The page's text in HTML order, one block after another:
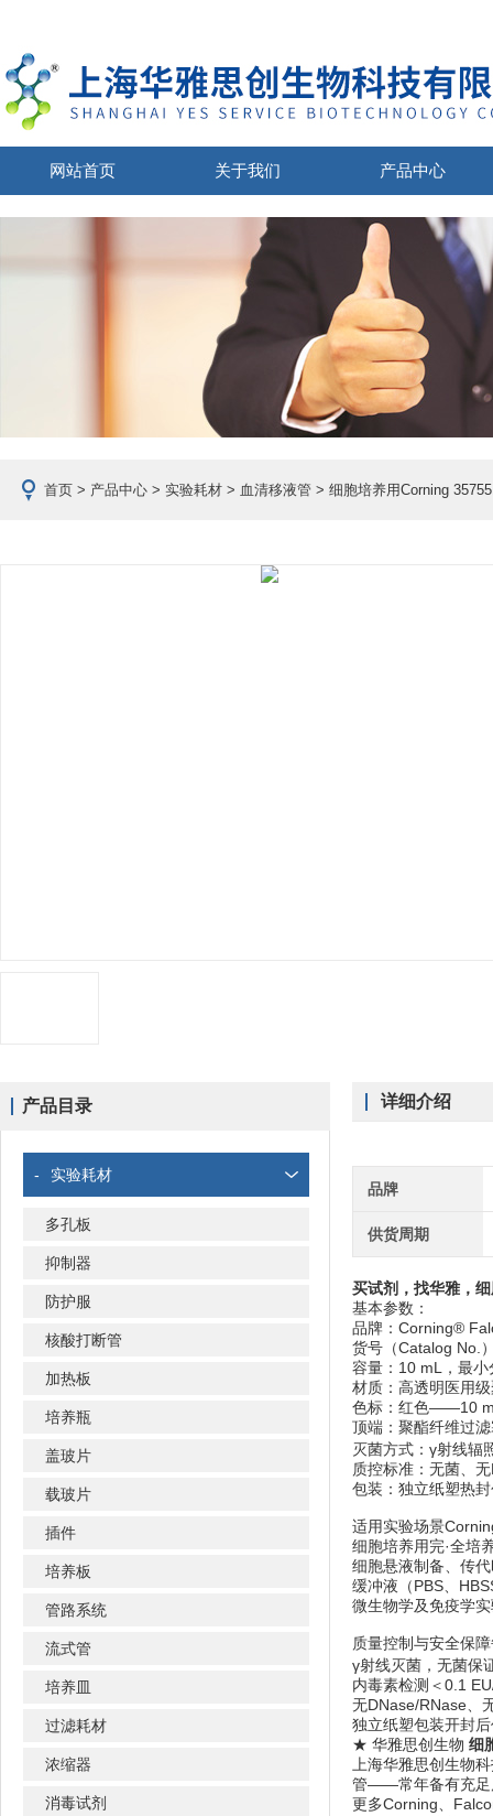
网站首页 关于我们 产品中心
首页 > 产品中心 > 实验耗材 > 血清移液管 > 细胞培养用Corning
产品目录
- 实验耗材
多孔板
抑制器
防护服
核酸打断管
加热板
培养瓶
盖玻片
载玻片
插件
培养板
管路系统
流式管
培养皿
过滤耗材
浓缩器
消毒试剂
详细介绍
品牌
供货周期
买试剂，找华雅，
基本参数：
品牌：Corning®
货号（Catalog No.
容量：10 mL，最
材质：高透明医用
色标：红色——10
顶端：聚酯纤维过
灭菌方式：γ射线辐
质控标准：无菌、
包装：独立纸塑热
适用实验场景
细胞培养用完·全培
细胞悬液制备、传
缓冲液（PBS、
微生物学及免疫学
质量控制与安全保
γ射线灭菌，无菌保
内毒素检测＜0.1
无DNase/RNase、
独立纸塑包装开封
★ 华雅思创生物 细
上海华雅思创生物
管——常年备有充足
更多Corning、